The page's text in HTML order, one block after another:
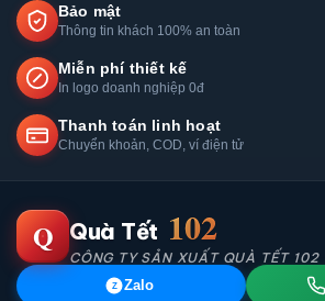
Bảo mật
Thông tin khách 100% an toàn
Miễn phí thiết kế
In logo doanh nghiệp 0đ
Thanh toán linh hoạt
Chuyển khoản, COD, ví điện tử
Q Quà Tết 102
CÔNG TY SẢN XUẤT QUÀ TẾT 102
Z Zalo